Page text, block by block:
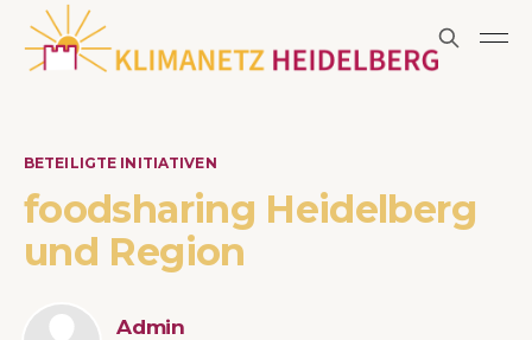
BETEILIGTE INITIATIVEN
foodsharing Heidelberg
und Region
Admin